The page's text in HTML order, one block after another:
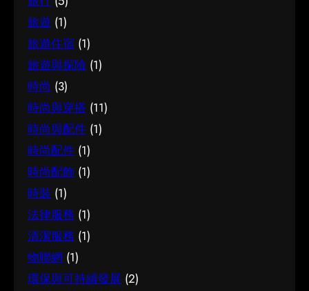
旅遊 (1)
旅遊住宿 (1)
旅遊與探險 (1)
時尚 (3)
時尚與穿搭 (11)
時尚與配件 (1)
時尚配件 (1)
時尚配飾 (1)
時裝 (1)
法律服務 (1)
清潔服務 (1)
物聯網 (1)
環保與可持續發展 (2)